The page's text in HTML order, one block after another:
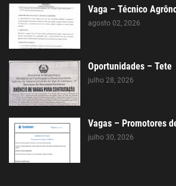
Vaga – Técnico
agosto 02, 2026
Oportunidades – Tete
julho 28, 2026
Vagas – Promotores
julho 30, 2026